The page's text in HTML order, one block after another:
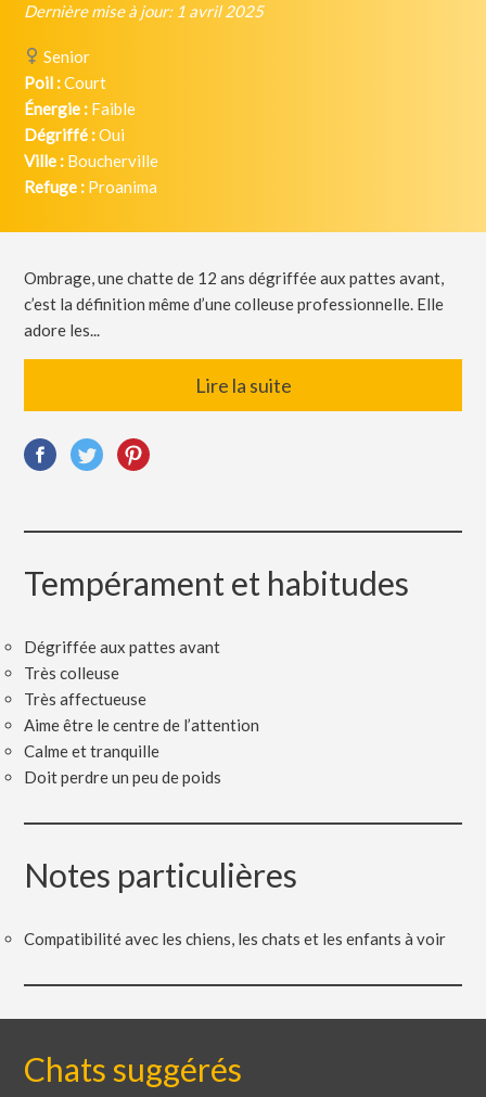
Dernière mise à jour: 1 avril 2025
Senior
Poil :Court
Énergie : Faible
Dégriffé :Oui
Ville : Boucherville
Refuge : Proanima
Ombrage, une chatte de 12 ans dégriffée aux pattes avant,
c’est la définition même d’une colleuse professionnelle. Elle
adore les...
Lire la suite
Tempérament et habitudes
Dégriffée aux pattes avant
Très colleuse
Très affectueuse
Aime être le centre de l’attention
Calme et tranquille
Doit perdre un peu de poids
Notes particulières
Compatibilité avec les chiens, les chats et les enfants à voir
Chats suggérés